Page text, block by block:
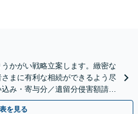
かがい戦略立案します。緻密な
まに有利な相続ができるよう尽
み・寄与分／遺留分侵害額請求
休日・夜間相談可】
を見る